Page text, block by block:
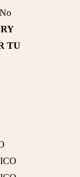
No
TU